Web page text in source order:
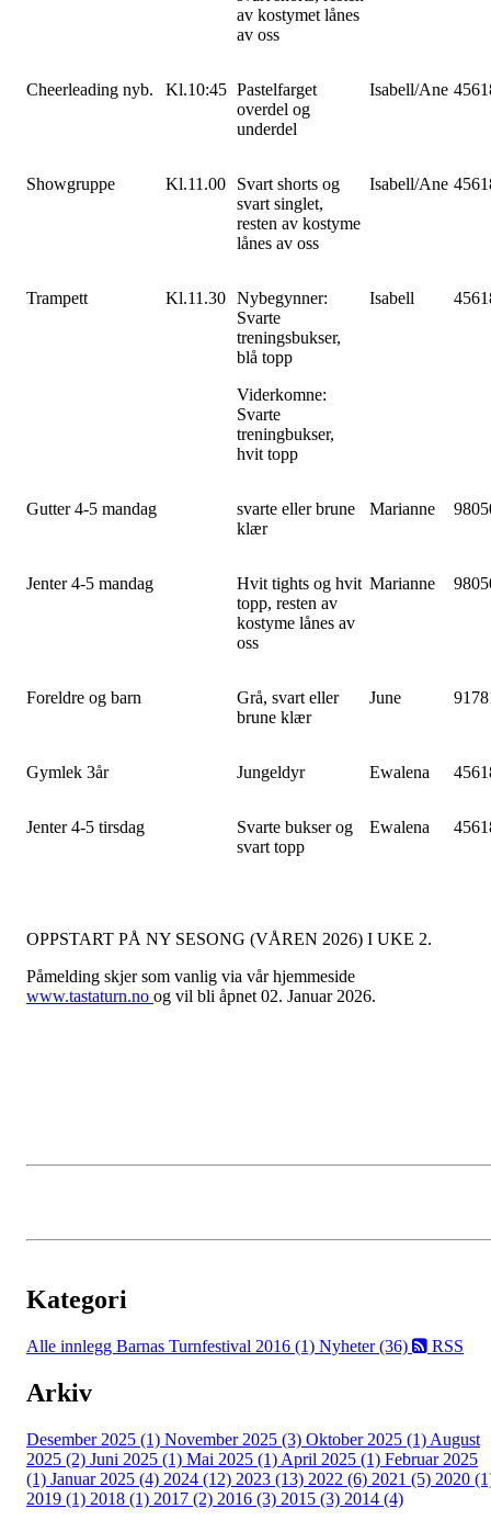
av kostymet lånes
av oss
Cheerleading nyb. Kl.10:45 Pastelfarget
overdel og
underdel
Isabell/Ane
Showgruppe Kl.11.00
Svart shorts og
svart singlet,
resten av kostyme
lånes av oss
Isabell/Ane
Trampett Kl.11.30 Nybegynner:
Svarte
treningsbukser,
blå topp
Viderkomne:
Svarte
treningbukser,
hvit topp
Isabell
Gutter 4-5 mandag
svarte eller brune
klær
Marianne
Jenter 4-5 mandag
Hvit tights og hvit
topp, resten av
kostyme lånes av
oss
Marianne
Foreldre og barn
Grå, svart eller
brune klær
June
Gymlek 3år Jungeldyr Ewalena
Jenter 4-5 tirsdag
Svarte bukser og
svart topp
Ewalena
OPPSTART PÅ NY SESONG (VÅREN 2026) I UKE 2.
Påmelding skjer som vanlig via vår hjemmeside
www.tastaturn.no og vil bli åpnet 02. Januar 2026.
Kategori
Alle innlegg Barnas Turnfestival 2016 (1) Nyheter (36) RSS
Arkiv
Desember 2025 (1) November 2025 (3) Oktober 2025 (1) August
2025 (2) Juni 2025 (1) Mai 2025 (1) April 2025 (1) Februar 2025
(1) Januar 2025 (4) 2024 (12) 2023 (13) 2022 (6) 2021 (5) 2020
2019 (1) 2018 (1) 2017 (2) 2016 (3) 2015 (3) 2014 (4)